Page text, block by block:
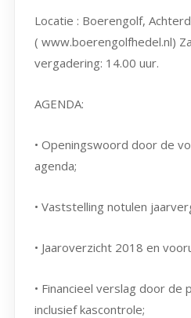
Locatie : Boerengolf,
( www.boerengolfhedel.nl)
vergadering: 14.00 uur.
AGENDA:
• Openingswoord door de
agenda;
• Vaststelling notulen
• Jaaroverzicht 2018 en
• Financieel verslag door de
inclusief kascontrole;